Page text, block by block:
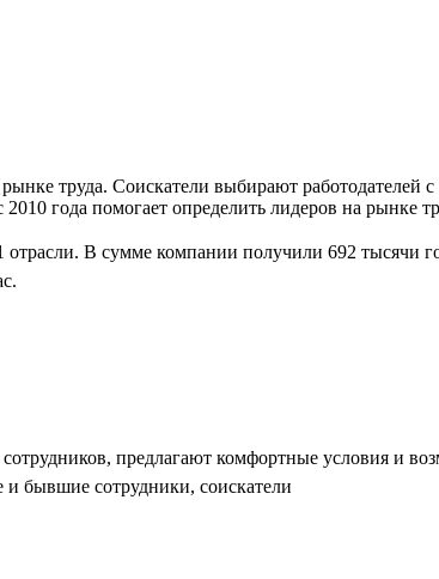
труда. Соискатели выбирают
года помогает определить лидеров на рынке
В сумме компании получили 692 тысячи
предлагают комфортные условия и
бывшие сотрудники, соискатели